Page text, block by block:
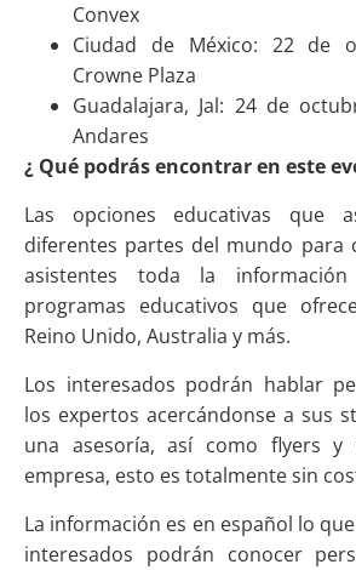
Convex
Ciudad de México: 22 de
Crowne Plaza
Guadalajara, Jal: 24 de
Andares
¿ Qué podrás encontrar en este
Las opciones educativas que
diferentes partes del mundo para
asistentes toda la
programas educativos que
Reino Unido, Australia y más.
Los interesados podrán hablar
los expertos acercándonse a sus
una asesoría, así como flyers y
empresa, esto es totalmente sin
La información es en español lo
interesados podrán conocer